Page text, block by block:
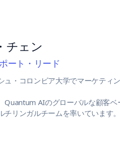
チェン
ート・リード
ュ・コロンビア大学でマーケティ
Quantum AIのグローバルな顧客
チリンガルチームを率いています。